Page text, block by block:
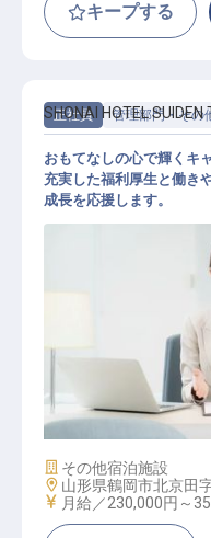
キープする
正社員 管理部門・その
経理 / 総務 / 労務
SHONAI HOTEL SUIDEN
おもてなしの心で輝くキ
充実した福利厚生と働き
成長を応援します。
施設業態
その他宿泊施設
勤務地
山形県鶴岡市北京田
給与
月給／230,000円～